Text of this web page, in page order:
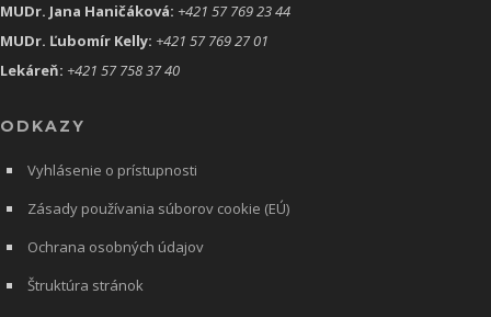
MUDr. Jana Haničáková: +421 57 769 23 44
MUDr. Ľubomír Kelly: +421 57 769 27 01
Lekáreň: +421 57 758 37 40
ODKAZY
Vyhlásenie o prístupnosti
Zásady používania súborov cookie (EÚ)
Ochrana osobných údajov
Štruktúra stránok